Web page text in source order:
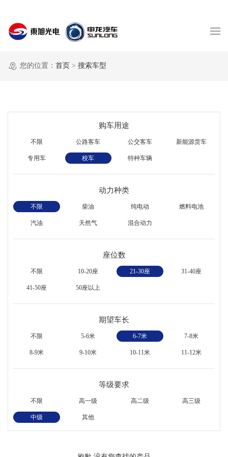
您的位置： 首页 > 搜索车型
购车用途
不限 公路客车 公交客车 新能源货车
专用车 校车 特种车辆
动力种类
不限 柴油 纯电动 燃料电池
汽油 天然气 混合动力
座位数
不限 10-20座 21-30座 31-40座
41-50座 50座以上
期望车长
不限 5-6米 6-7米 7-8米
8-9米 9-10米 10-11米 11-12米
等级要求
不限 高一级 高二级 高三级
中级 其他